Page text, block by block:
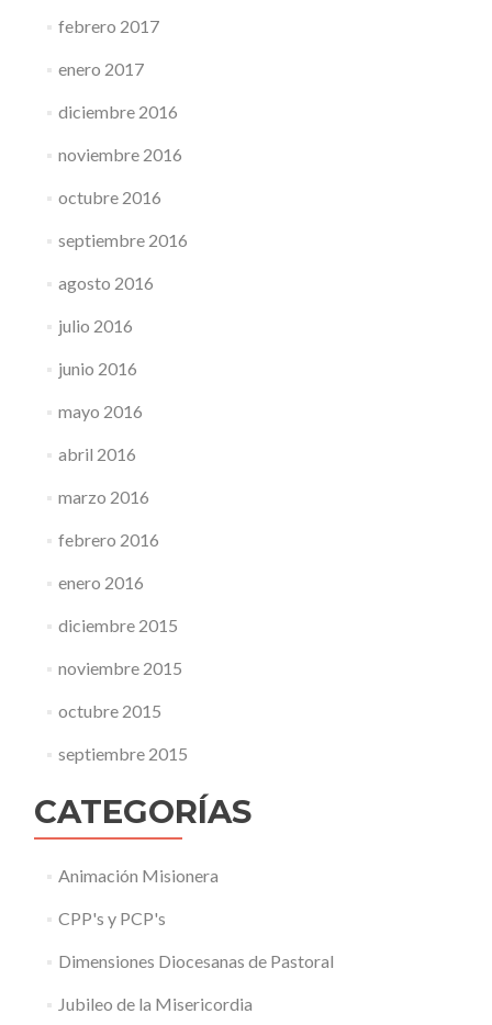
febrero 2017
enero 2017
diciembre 2016
noviembre 2016
octubre 2016
septiembre 2016
agosto 2016
julio 2016
junio 2016
mayo 2016
abril 2016
marzo 2016
febrero 2016
enero 2016
diciembre 2015
noviembre 2015
octubre 2015
septiembre 2015
CATEGORÍAS
Animación Misionera
CPP's y PCP's
Dimensiones Diocesanas de Pastoral
Jubileo de la Misericordia